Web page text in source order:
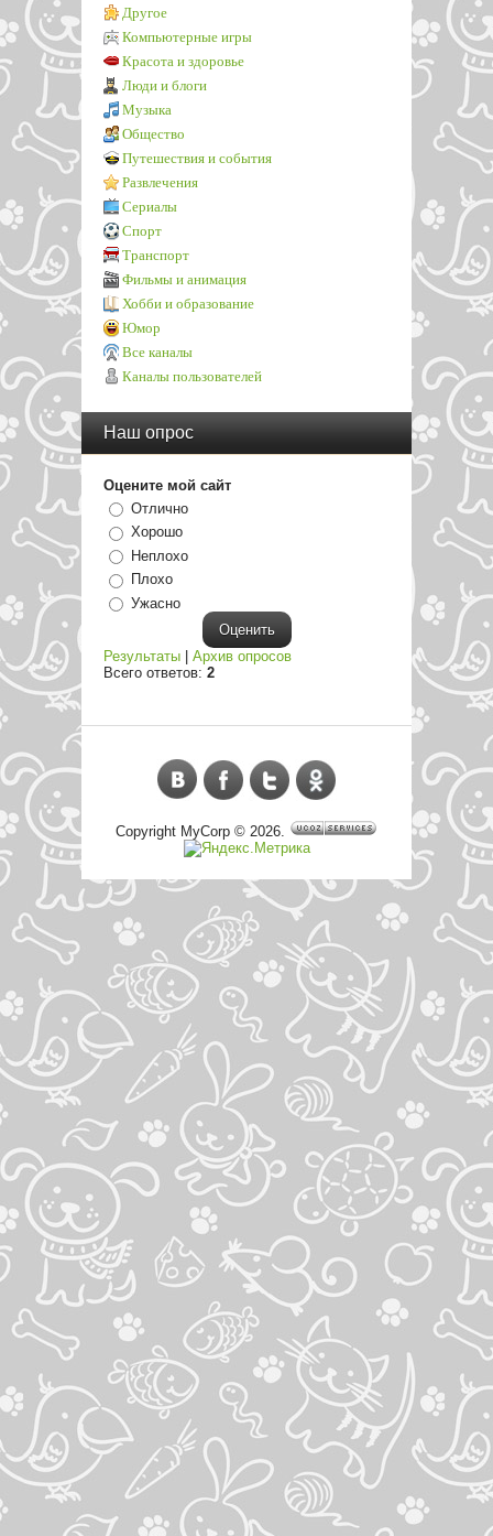
Другое
Компьютерные игры
Красота и здоровье
Люди и блоги
Музыка
Общество
Путешествия и события
Развлечения
Сериалы
Спорт
Транспорт
Фильмы и анимация
Хобби и образование
Юмор
Все каналы
Каналы пользователей
Наш опрос
Оцените мой сайт
Отлично
Хорошо
Неплохо
Плохо
Ужасно
Результаты
Архив опросов
Всего ответов: 2
Copyright MyCorp © 2026.